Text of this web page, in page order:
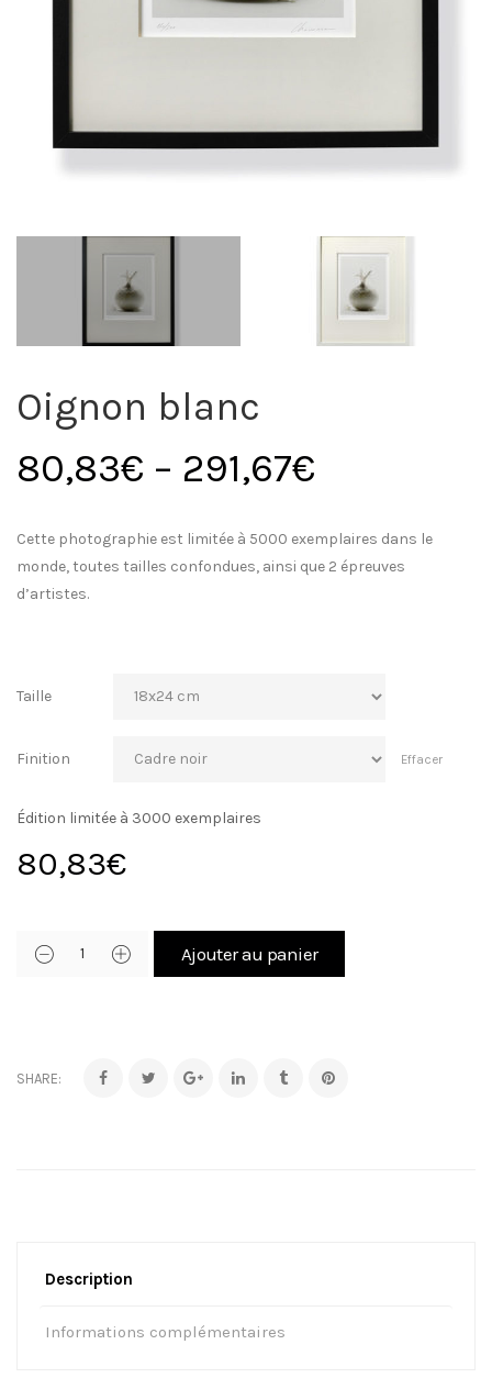
Oignon blanc
80,83€ – 291,67€
Cette photographie est limitée à 5000 exemplaires dans le
monde, toutes tailles confondues, ainsi que 2 épreuves
d’artistes.
Taille
Finition Effacer
Édition limitée à 3000 exemplaires
80,83€
Ajouter au panier
SHARE:
Description
Informations complémentaires